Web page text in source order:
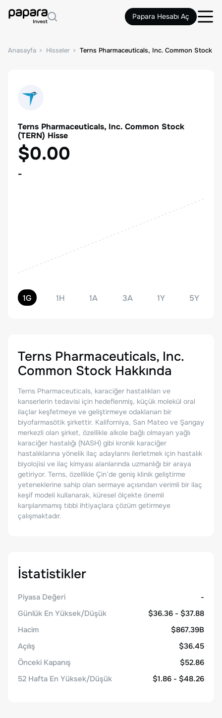
Papara Hesabı Aç
Anasayfa Hisseler Terns Pharmaceuticals, Inc. Common Stock
Terns Pharmaceuticals, Inc. Common Stock
(TERN) Hisse
$0.00
-
1G 1H 1A 3A 1Y 5Y
Terns Pharmaceuticals, Inc.
Common Stock Hakkında
Terns Pharmaceuticals, karaciğer hastalıkları ve
kanserlerin tedavisi için hedeflenmiş, küçük molekül oral
ilaçlar keşfetmeye ve geliştirmeye odaklanan bir
biyofarmasötik şirkettir. Kaliforniya, San Mateo ve Şangay
merkezli olan şirket, özellikle alkole bağlı olmayan yağlı
karaciğer hastalığı (NASH) gibi kronik karaciğer
hastalıklarına yönelik ilaç adaylarını ilerletmek için hastalık
biyolojisi ve ilaç kimyası alanlarında uzmanlığı bir araya
getiriyor. Terns, özellikle Çin’de geniş klinik geliştirme
yeteneklerine sahip olan sermaye açısından verimli bir ilaç
keşif modeli kullanarak, küresel ölçekte önemli
karşılanmamış tıbbi ihtiyaçlara çözüm getirmeye
çalışmaktadır.
İstatistikler
Piyasa Değeri
-
Günlük En Yüksek/Düşük
$36.36 - $37.88
Hacim
$867.39B
Açılış
$36.45
Önceki Kapanış
$52.86
52 Hafta En Yüksek/Düşük
$1.86 - $48.26